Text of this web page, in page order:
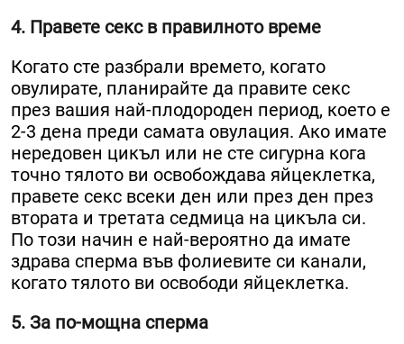
4. Правете секс в правилното време
Когато сте разбрали времето, когато
овулирате, планирайте да правите секс
през вашия най-плодороден период, което е
2-3 дена преди самата овулация. Ако имате
нередовен цикъл или не сте сигурна кога
точно тялото ви освобождава яйцеклетка,
правете секс всеки ден или през ден през
втората и третата седмица на цикъла си.
По този начин е най-вероятно да имате
здрава сперма във фолиевите си канали,
когато тялото ви освободи яйцеклетка.
5. За по-мощна сперма